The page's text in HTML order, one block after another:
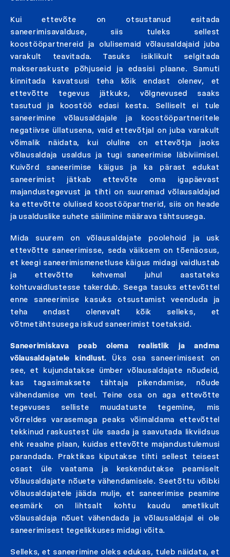
Kui ettevõte on otsustanud esitada
saneerimisavalduse, siis tuleks sellest
koostööpartnereid ja olulisemaid võlausaldajaid juba
varakult teavitada. Tasuks isiklikult selgitada
makseraskuste põhjuseid ja edasisi plaane. Samuti
kinnitada kavatsusi teha kõik endast olenev, et
ettevõtte tegevus jätkuks, võlgnevused saaks
tasutud ja koostöö edasi kesta. Selliselt ei tule
saneerimine võlausaldajale ja koostööpartneritele
negatiivse üllatusena, vaid ettevõtjal on juba varakult
võimalik näidata, kui oluline on ettevõtja jaoks
võlausaldaja usaldus ja tugi saneerimise läbiviimisel.
Kuivõrd saneerimise käigus ja ka pärast edukat
saneerimist jätkab ettevõte oma igapäevast
majandustegevust ja tihti on suuremad võlausaldajad
ka ettevõtte olulised koostööpartnerid, siis on heade
ja usalduslike suhete säilimine määrava tähtsusega.
Mida suurem on võlausaldajate poolehoid ja usk
ettevõtte saneerimisse, seda väiksem on tõenäosus,
et keegi saneerimismenetluse käigus midagi vaidlustab
ja ettevõtte kehvemal juhul aastateks
kohtuvaidlustesse takerdub. Seega tasuks ettevõttel
enne saneerimise kasuks otsustamist veenduda ja
teha endast olenevalt kõik selleks, et
võtmetähtsusega isikud saneerimist toetaksid.
Saneerimiskava peab olema realistlik ja andma
võlausaldajatele kindlust. Üks osa saneerimisest on
see, et kujundatakse ümber võlausaldajate nõudeid,
kas tagasimaksete tähtaja pikendamise, nõude
vähendamise vm teel. Teine osa on aga ettevõtte
tegevuses selliste muudatuste tegemine, mis
võrreldes varasemaga peaks võimaldama ettevõttel
tekkinud raskustest üle saada ja saavutada likviidsus
ehk reaalne plaan, kuidas ettevõtte majandustulemusi
parandada. Praktikas kiputakse tihti sellest teisest
osast üle vaatama ja keskendutakse peamiselt
võlausaldajate nõuete vähendamisele. Seetõttu võibki
võlausaldajatele jääda mulje, et saneerimise peamine
eesmärk on lihtsalt kohtu kaudu ametlikult
võlausaldaja nõuet vähendada ja võlausaldajal ei ole
saneerimisest tegelikkuses midagi võita.
Selleks, et saneerimine oleks edukas, tuleb näidata, et